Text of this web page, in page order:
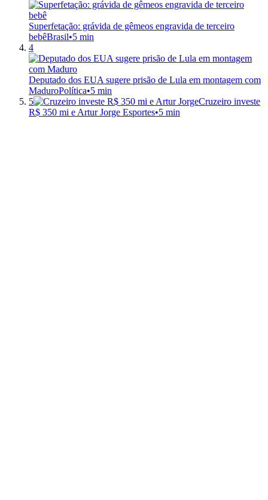
Superfetação: grávida de gêmeos engravida de terceiro
bebêBrasil•5 min
4
Deputado dos EUA sugere prisão de Lula em montagem com
MaduroPolítica•5 min
5
Cruzeiro investe
R$ 350 mi e Artur Jorge Esportes•5 min